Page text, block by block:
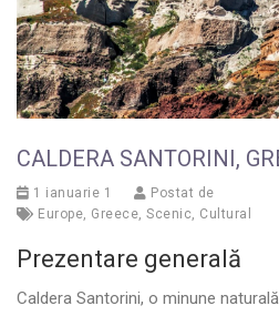
CALDERA SANTORINI,
1 ianuarie 1
Postat de
Europe, Greece, Scenic, Cultural
Prezentare generală
Caldera Santorini, o minune